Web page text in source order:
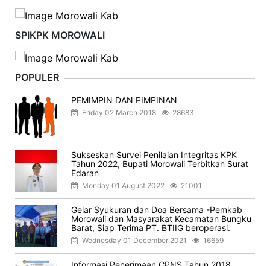
SPIKPK MOROWALI
POPULER
PEMIMPIN DAN PIMPINAN
Friday 02 March 2018 28683
Sukseskan Survei Penilaian Integritas KPK
Tahun 2022, Bupati Morowali Terbitkan Surat
Edaran
Monday 01 August 2022 21001
Gelar Syukuran dan Doa Bersama -Pemkab
Morowali dan Masyarakat Kecamatan Bungku
Barat, Siap Terima PT. BTIIG beroperasi.
Wednesday 01 December 2021 16659